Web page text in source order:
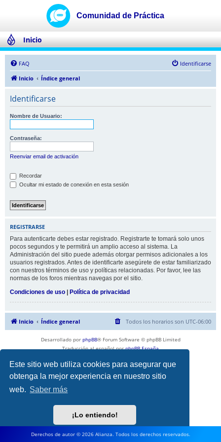
Este sitio web utiliza cookies para asegurar que
obtenga la mejor experiencia en nuestro sitio
web. Saber más
¡Lo entiendo!
Inicio
FAQ
Identificarse
Inicio
Índice general
Identificarse
Nombre de Usuario:
Contraseña:
Reenviar email de activación
Recordar
Ocultar mi estado de conexión en esta sesión
REGISTRARSE
Para autenticarte debes estar registrado. Registrarte te tomará solo unos
pocos segundos y te permitirá un amplio acceso al sistema. La
Administración del sitio puede además otorgar permisos adicionales a los
usuarios registrados. Antes de identificarte asegúrete de estar familiarizado
con nuestros términos de uso y políticas relacionadas. Por favor, lee las
normas de los foros mientras navegas por el sitio.
Condiciones de uso | Política de privacidad
Inicio Índice general Todos los horarios son UTC-06:00
Desarrollado por phpBB® Forum Software © phpBB Limited
Traducción al español porphpBB España
Derechos de autor © 2026 Alianza. Todos los derechos reservados.